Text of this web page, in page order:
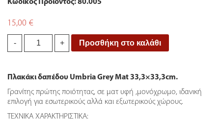
Κωδικός Προϊόντος: 80.005
15,00 €
-
Πλακάκι
quantity
+ Προσθήκη στο καλάθι
Πλακάκι δαπέδου Umbria Grey Mat 33,3×33,3cm.
Γρανίτης πρώτης ποιότητας, σε ματ υφή ,μονόχρωμο, ιδανική
επιλογή για εσωτερικούς αλλά και εξωτερικούς χώρους.
ΤΕΧΝΙΚΑ ΧΑΡΑΚΤΗΡΙΣΤΙΚΑ: